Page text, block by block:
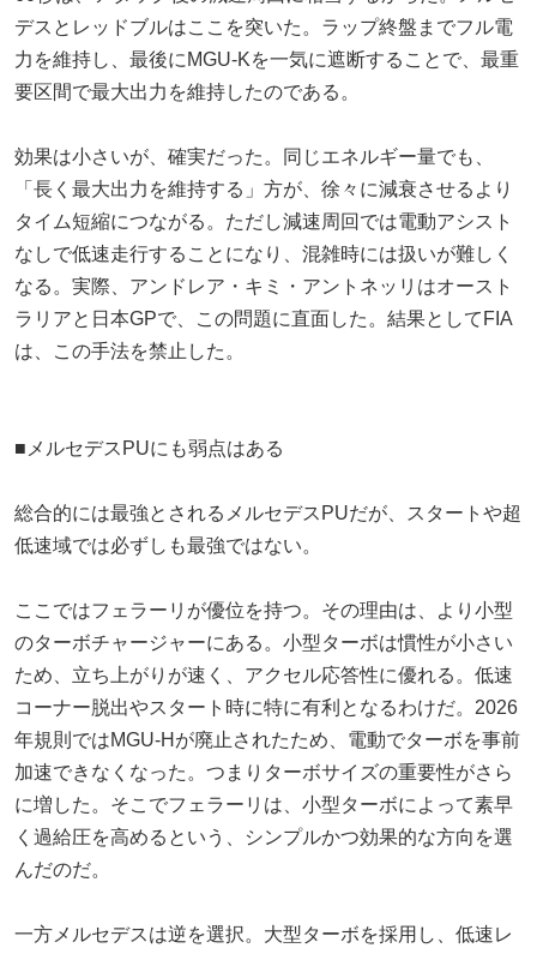
デスとレッドブルはここを突いた。ラップ終盤までフル電
力を維持し、最後にMGU-Kを一気に遮断することで、最重
要区間で最大出力を維持したのである。
効果は小さいが、確実だった。同じエネルギー量でも、
「長く最大出力を維持する」方が、徐々に減衰させるより
タイム短縮につながる。ただし減速周回では電動アシスト
なしで低速走行することになり、混雑時には扱いが難しく
なる。実際、アンドレア・キミ・アントネッリはオースト
ラリアと日本GPで、この問題に直面した。結果としてFIA
は、この手法を禁止した。
■メルセデスPUにも弱点はある
総合的には最強とされるメルセデスPUだが、スタートや超
低速域では必ずしも最強ではない。
ここではフェラーリが優位を持つ。その理由は、より小型
のターボチャージャーにある。小型ターボは慣性が小さい
ため、立ち上がりが速く、アクセル応答性に優れる。低速
コーナー脱出やスタート時に特に有利となるわけだ。2026
年規則ではMGU-Hが廃止されたため、電動でターボを事前
加速できなくなった。つまりターボサイズの重要性がさら
に増した。そこでフェラーリは、小型ターボによって素早
く過給圧を高めるという、シンプルかつ効果的な方向を選
んだのだ。
一方メルセデスは逆を選択。大型ターボを採用し、低速レ